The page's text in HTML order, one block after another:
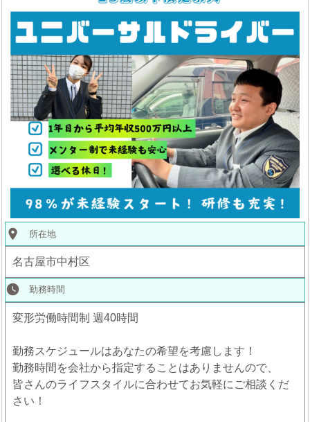
place 所在地
名古屋市中村区
watch_later 勤務時間
変形労働時間制 週40時間
勤務スケジュールはあなたの希望を考慮します！
勤務時間を会社から指定することはありませんので、
皆さんのライフスタイルに合わせてお気軽にご相談くだ
さい！